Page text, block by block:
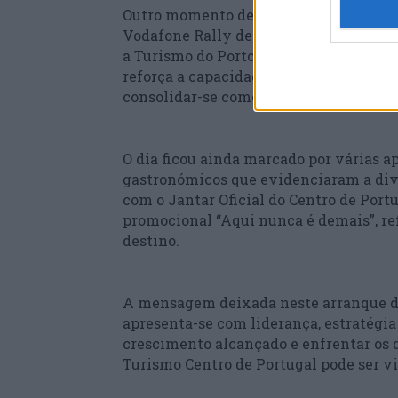
Outro momento de grande projeção foi
Vodafone Rally de Portugal, numa
a Turismo do Porto e Norte de
reforça a capacidade da região para
consolidar-se como destino de
O dia ficou ainda marcado por várias
gastronómicos que evidenciaram a
com o Jantar Oficial do Centro de
promocional “Aqui nunca é demais”,
destino.
A mensagem deixada neste arranque
apresenta-se com liderança,
crescimento alcançado e enfrentar os
Turismo Centro de Portugal pode ser